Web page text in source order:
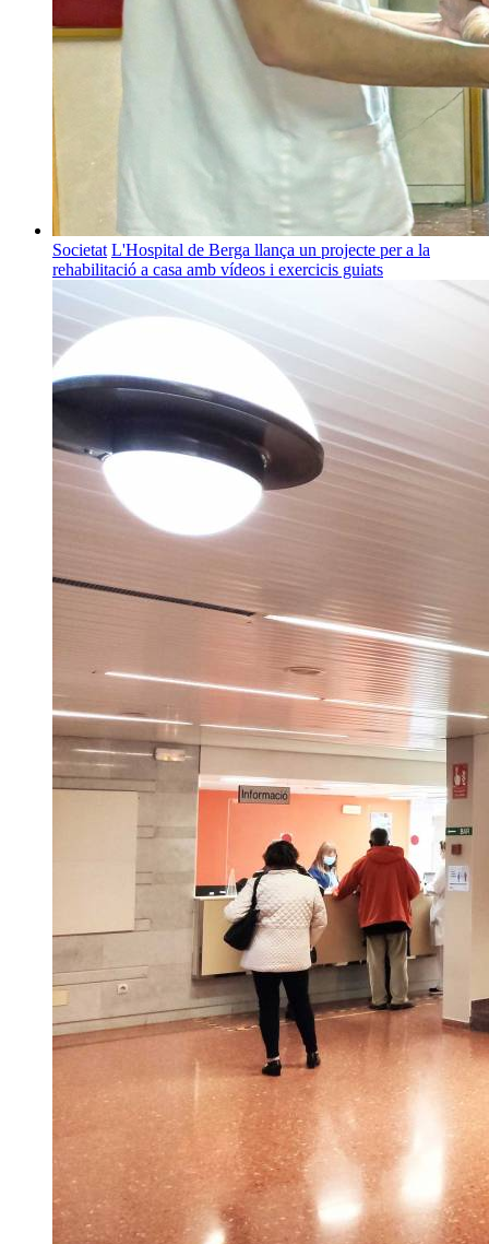
Societat L'Hospital de Berga llança un projecte per a la
rehabilitació a casa amb vídeos i exercicis guiats